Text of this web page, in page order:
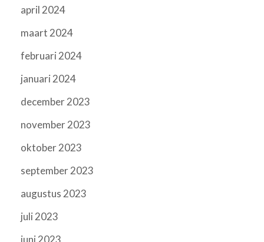
april 2024
maart 2024
februari 2024
januari 2024
december 2023
november 2023
oktober 2023
september 2023
augustus 2023
juli 2023
juni 2023